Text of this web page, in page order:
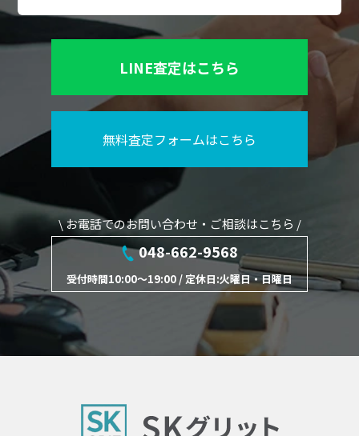
LINE査定はこちら
無料査定フォームはこちら
\ お電話でのお問い合わせ・ご相談はこちら /
048-662-9568
受付時間10:00～19:00 / 定休日:火曜日・日曜日